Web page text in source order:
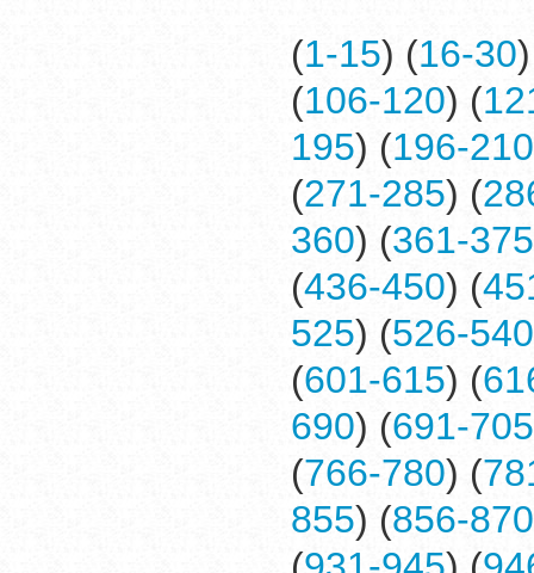
(1-15) (16-30
(106-120) (
195) (196-210
(271-285) (
360) (361-375
(436-450) (
525) (526-540
(601-615) (
690) (691-705
(766-780) (
855) (856-870